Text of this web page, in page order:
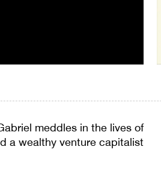
meddles in the lives of
a wealthy venture capitalist.